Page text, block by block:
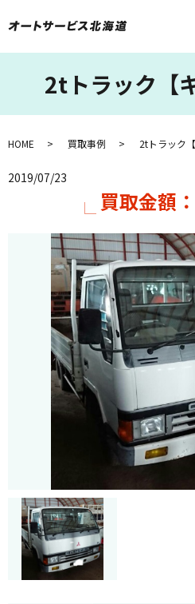
2tトラック【
HOME 買取事例 2tトラック
2019/07/23
買取金額